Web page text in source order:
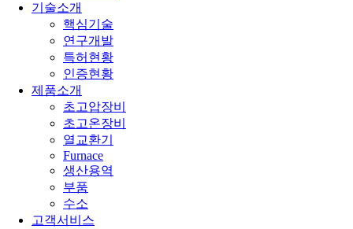
기술소개
핵심기술
연구개발
특허현황
인증현황
제품소개
초고압장비
초고온장비
열교환기
Furnace
생산용역
부품
수소
고객서비스